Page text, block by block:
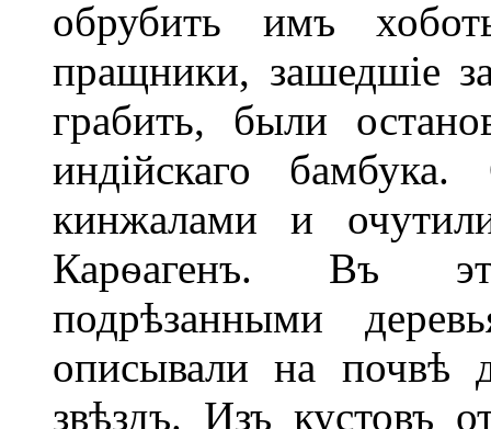
обрубить имъ
пращники, зашедшіе
грабить, были
индійскаго
кинжалами и
Карѳагенъ. Въ
подрѣзанными
описывали на почвѣ
звѣздъ. Изъ кустовъ